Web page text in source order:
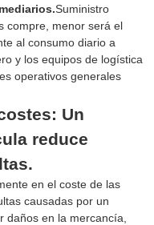
Suministro
compre, menor será el
al consumo diario a
y los equipos de logística
operativos generales
Un
reduce
en el coste de las
causadas por un
daños en la mercancía,